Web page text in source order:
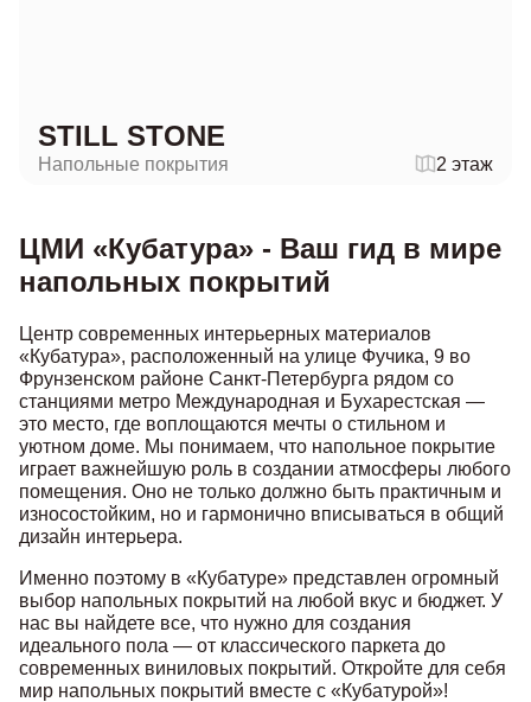
STILL STONE
Напольные покрытия 2 этаж
ЦМИ «Кубатура» - Ваш гид в мире
напольных покрытий
Центр современных интерьерных материалов
«Кубатура», расположенный на улице Фучика, 9 во
Фрунзенском районе Санкт-Петербурга рядом со
станциями метро Международная и Бухарестская —
это место, где воплощаются мечты о стильном и
уютном доме. Мы понимаем, что напольное покрытие
играет важнейшую роль в создании атмосферы любого
помещения. Оно не только должно быть практичным и
износостойким, но и гармонично вписываться в общий
дизайн интерьера.
Именно поэтому в «Кубатуре» представлен огромный
выбор напольных покрытий на любой вкус и бюджет. У
нас вы найдете все, что нужно для создания
идеального пола — от классического паркета до
современных виниловых покрытий. Откройте для себя
мир напольных покрытий вместе с «Кубатурой»!